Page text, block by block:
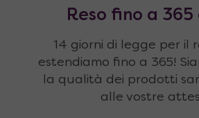
Reso fino a 365
14 giorni di legge per il
estendiamo fino a 365!
la qualità dei prodotti
alle vostre